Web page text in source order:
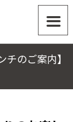
のご案内】